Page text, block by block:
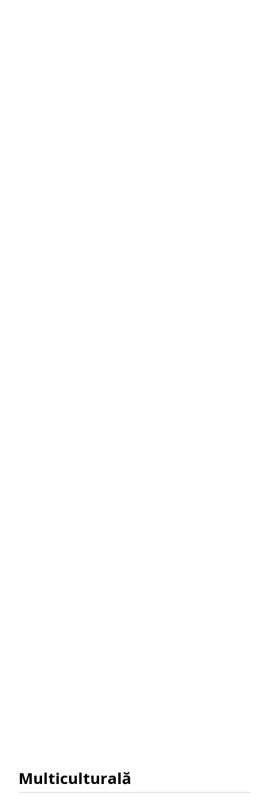
Multiculturală